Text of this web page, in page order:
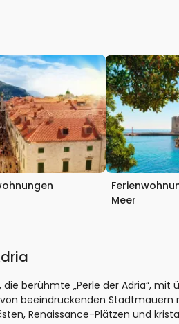
Meer
berühmte „Perle der Adria“,
beeindruckenden
Renaissance-Plätzen und